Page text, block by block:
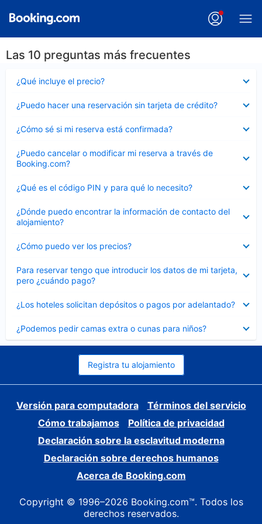
Las 10 preguntas más frecuentes
¿Qué incluye el precio?
cerrado
¿Puedo hacer una reservación sin tarjeta de crédito?
cerrado
¿Cómo sé si mi reserva está confirmada?
cerrado
¿Puedo cancelar o modificar mi reserva a través de
Booking.com?
cerrado
¿Qué es el código PIN y para qué lo necesito?
cerrado
¿Dónde puedo encontrar la información de contacto del
alojamiento?
cerrado
¿Cómo puedo ver los precios?
cerrado
Para reservar tengo que introducir los datos de mi tarjeta,
pero ¿cuándo pago?
cerrado
¿Los hoteles solicitan depósitos o pagos por adelantado?
cerrado
¿Podemos pedir camas extra o cunas para niños?
cerrado
Registra tu alojamiento
Versión para computadora
Términos del servicio
Cómo trabajamos
Política de privacidad
Declaración sobre la esclavitud moderna
Declaración sobre derechos humanos
Acerca de Booking.com
Copyright © 1996–2026 Booking.com™. Todos los
derechos reservados.